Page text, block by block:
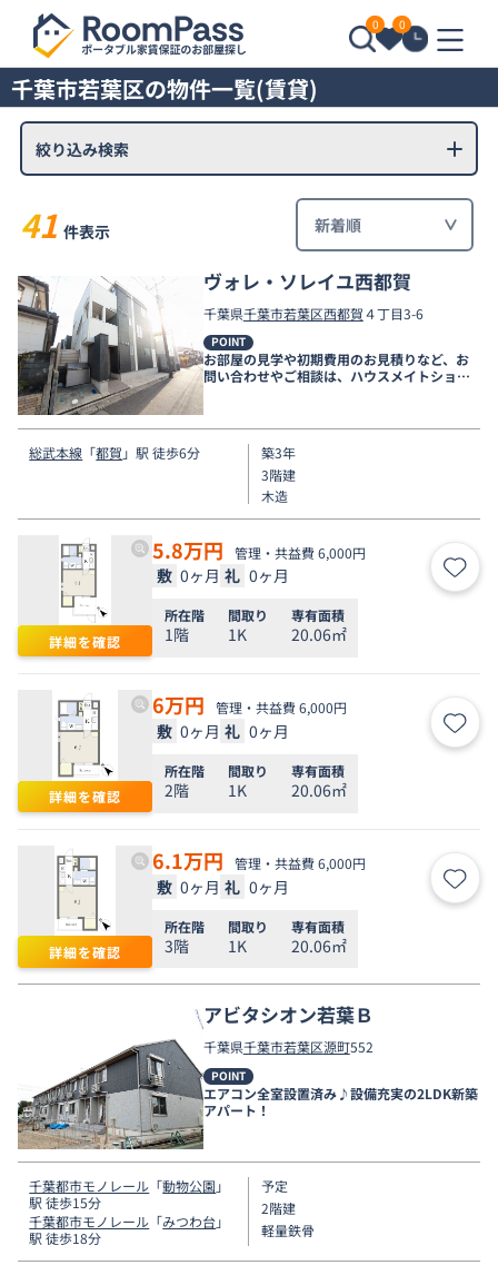
0 0
千葉市若葉区の物件一覧(賃貸)
絞り込み検索
41 件表示
ヴォレ・ソレイユ西都賀
千葉県千葉市若葉区西都賀４丁目3-6
POINT
お部屋の見学や初期費用のお見積りなど、お
問い合わせやご相談は、ハウスメイトショッ
総武本線 「都賀 」駅 徒歩6分
築3年
3階建
木造
詳細を確認
5.8万円 管理・共益費 6,000円
敷 0ヶ月 礼 0ヶ月 お気
所在階
1階
間取り
1K
専有面積
20.06㎡
詳細を確認
6万円 管理・共益費 6,000円
敷 0ヶ月 礼 0ヶ月 お気
所在階
2階
間取り
1K
専有面積
20.06㎡
詳細を確認
6.1万円 管理・共益費 6,000円
敷 0ヶ月 礼 0ヶ月 お気
所在階
3階
間取り
1K
専有面積
20.06㎡
アビタシオン若葉Ｂ
千葉県千葉市若葉区源町552
POINT
エアコン全室設置済み♪設備充実の2LDK新築
アパート！
千葉都市モノレール 「動物公園 」
駅 徒歩15分
千葉都市モノレール 「みつわ台」
駅 徒歩18分
予定
2階建
軽量鉄骨